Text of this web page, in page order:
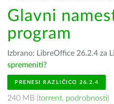
Glavni
program
Izbrano: LibreOffice 26.2.4 za
spremeniti?
PRENESI RAZLIČICO 26.2.4
240 MB (torrent, podrobnosti)